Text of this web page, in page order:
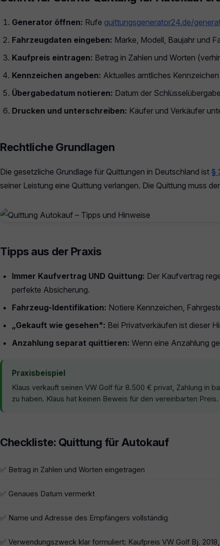
Generator öffnen: Rufe quittungsgenerator24.de/
Fahrzeugdaten eingeben: Marke, Modell, Baujahr und
Kaufpreis eintragen: Betrag in Zahlen und Worten
Kennzeichen angeben: Aktuelles amtliches
Übergabedatum notieren: Datum der
Drucken und unterschreiben: Käufer und Verkäufer
Rechtliche Grundlagen
Die gesetzliche Grundlage für Quittungen in Deutschland ist §
seiner Leistung eine Quittung verlangen. Die Quittung muss
Tipps aus der Praxis
Immer Kaufvertrag UND Quittung: Der Kaufvertrag
perfekte Absicherung.
Fahrzeug-Identifikation: Notiere Kennzeichen,
„Gekauft wie gesehen": Bei Privatverkäufen ist dieser
Anzahlung separat quittieren: Wenn eine Anzahlung
Praxisbeispiel
Klaus verkauft seinen VW Golf für 8.500 € privat, Zahlung in
zu haben. Klaus hat keinen Beweis für den vereinbarten
Checkliste: Quittung für Autokauf
✅ Betrag in Zahlen und Worten eingetragen
✅ Genaues Datum vermerkt
✅ Name und Adresse des Empfängers vollständig
✅ Verwendungszweck klar formuliert: Kaufpreis VW Golf Bj.